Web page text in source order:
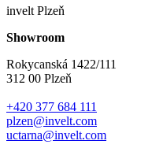
invelt Plzeň
Showroom
Rokycanská 1422/111
312 00 Plzeň
+420 377 684 111
plzen@invelt.com
uctarna@invelt.com